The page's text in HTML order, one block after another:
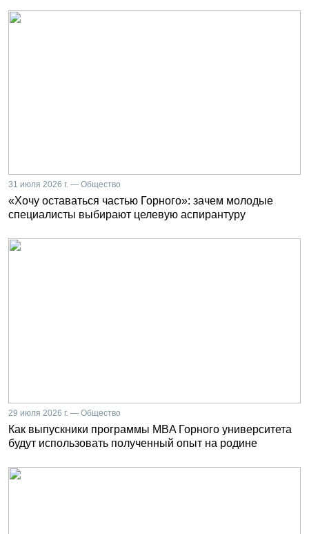
31 июля 2026 г. — Общество
«Хочу оставаться частью Горного»: зачем молодые
специалисты выбирают целевую аспирантуру
29 июля 2026 г. — Общество
Как выпускники программы MBA Горного университета
будут использовать полученный опыт на родине